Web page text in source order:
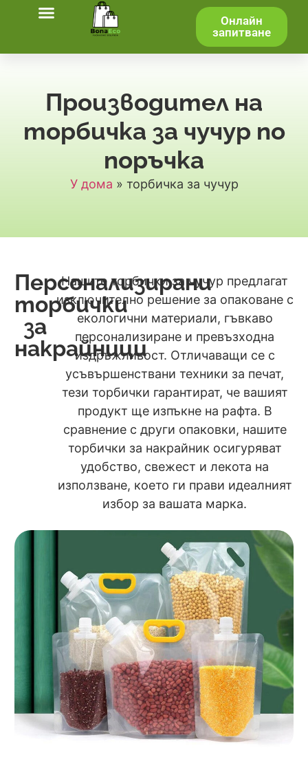
Онлайн
запитване
Производител на
торбичка за чучур по
поръчка
У дома » торбичка за чучур
Персонализирани
торбички
за
накрайници
Нашите торбички за чучур предлагат
изключително решение за опаковане с
екологични материали, гъвкаво
персонализиране и превъзходна
издръжливост. Отличаващи се с
усъвършенствани техники за печат,
тези торбички гарантират, че вашият
продукт ще изпъкне на рафта. В
сравнение с други опаковки, нашите
торбички за накрайник осигуряват
удобство, свежест и лекота на
използване, което ги прави идеалният
избор за вашата марка.